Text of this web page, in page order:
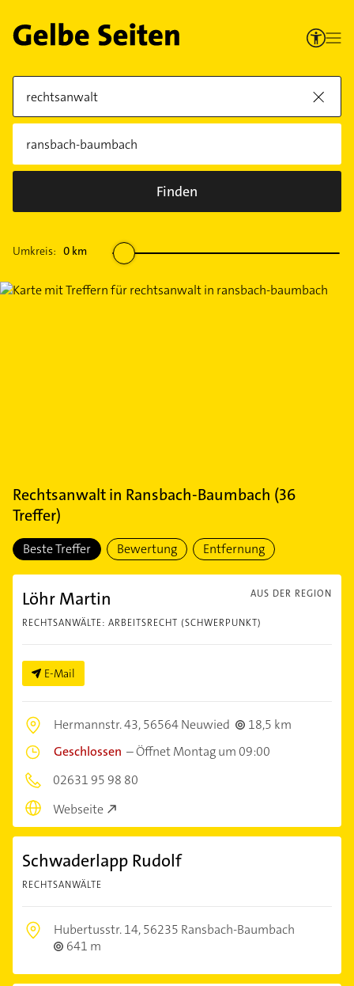
Finden
Umkreis: 0 km
Rechtsanwaltin Ransbach-Baumbach (36
Treffer)
Beste Treffer Bewertung Entfernung
AUS DER REGION
Löhr Martin
RECHTSANWÄLTE: ARBEITSRECHT (SCHWERPUNKT)
E-Mail
Hermannstr. 43,56564 Neuwied
18,5 km
Geschlossen –Öffnet Montag um 09:00
02631 95 98 80
Webseite
Schwaderlapp Rudolf
RECHTSANWÄLTE
Hubertusstr. 14,56235 Ransbach-Baumbach
641 m